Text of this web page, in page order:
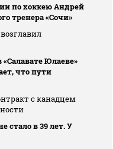
по хоккею Андрей
тренера «Сочи»
Юлаеве»
что пути
с канадцем
стало в 39 лет. У